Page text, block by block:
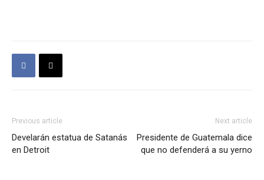
Previous article
Develarán estatua de Satanás
en Detroit
Next article
Presidente de Guatemala dice
que no defenderá a su yerno